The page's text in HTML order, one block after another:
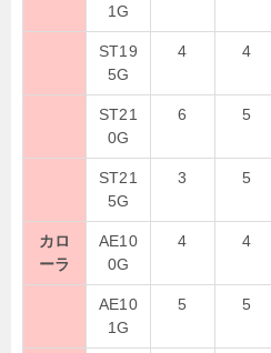
1G
ST19
5G
4 4
ST21
0G
6 5
ST21
5G
3 5
カロ
ーラ
AE10
0G
4 4
AE10
1G
5 5